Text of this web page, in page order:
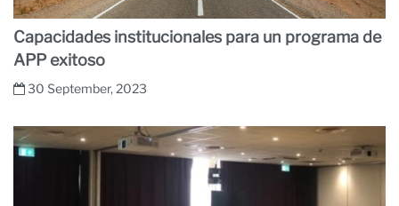
Capacidades institucionales para un programa de
APP exitoso
30 September, 2023